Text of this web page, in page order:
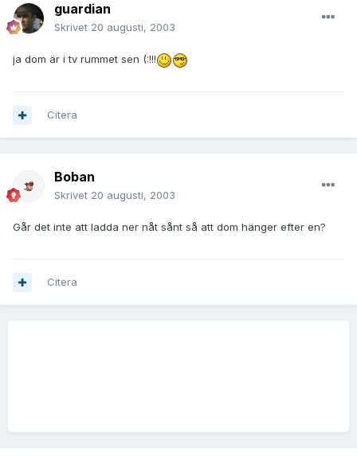
guardian
Skrivet 20 augusti, 2003
ja dom är i tv rummet sen (:!!!
Citera
Boban
Skrivet 20 augusti, 2003
Går det inte att ladda ner nåt sånt så att dom hänger efter en?
Citera